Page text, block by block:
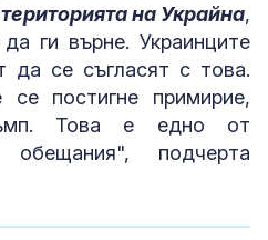
на Украйна,
ги върне. Украинците
да се съгласят с това.
постигне примирие,
Това е едно от
подчерта